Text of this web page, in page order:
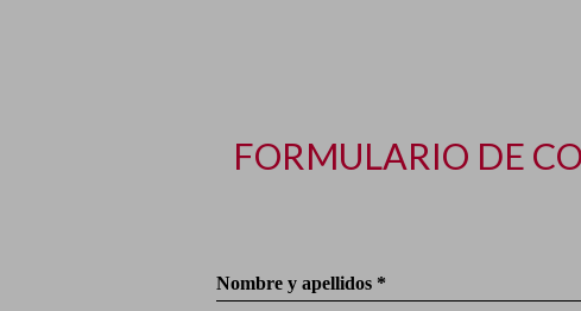
FORMULARIO DE
Nombre y apellidos *